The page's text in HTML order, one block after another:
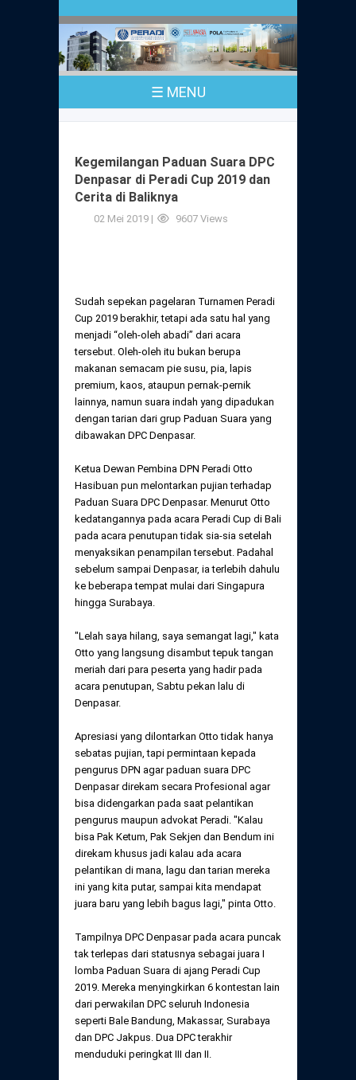
☰ MENU
Sejarah
Pusat Bantuan Hukum
Peraturan
Anggaran Dasar
Anggaran Rumah Tangga
Peraturan Perpindahan Domisili Anggota
Perubahan Peraturan Perpindahan Domisili
Anggota
PKPA
UPA
Magang
Sumpah
Dewan Kehormatan
Dewan Kehormatan Pusat
Peraturan Pelaksanaan
Daftar Perkara Dewan Kehormatan Pusat
Daftar Perkara Dewan Kehormatan Daerah
Komisi Pengawas Daerah
Peraturan Pelaksanaan
Kegemilangan Paduan Suara DPC
Denpasar di Peradi Cup 2019 dan
Cerita di Baliknya
02 Mei 2019 | 9607 Views
Sudah sepekan pagelaran Turnamen Peradi
Cup 2019 berakhir, tetapi ada satu hal yang
menjadi “oleh-oleh abadi” dari acara
tersebut. Oleh-oleh itu bukan berupa
makanan semacam pie susu, pia, lapis
premium, kaos, ataupun pernak-pernik
lainnya, namun suara indah yang dipadukan
dengan tarian dari grup Paduan Suara yang
dibawakan DPC Denpasar.
Ketua Dewan Pembina DPN Peradi Otto
Hasibuan pun melontarkan pujian terhadap
Paduan Suara DPC Denpasar. Menurut Otto
kedatangannya pada acara Peradi Cup di Bali
pada acara penutupan tidak sia-sia setelah
menyaksikan penampilan tersebut. Padahal
sebelum sampai Denpasar, ia terlebih dahulu
ke beberapa tempat mulai dari Singapura
hingga Surabaya.
"Lelah saya hilang, saya semangat lagi," kata
Otto yang langsung disambut tepuk tangan
meriah dari para peserta yang hadir pada
acara penutupan, Sabtu pekan lalu di
Denpasar.
Apresiasi yang dilontarkan Otto tidak hanya
sebatas pujian, tapi permintaan kepada
pengurus DPN agar paduan suara DPC
Denpasar direkam secara Profesional agar
bisa didengarkan pada saat pelantikan
pengurus maupun advokat Peradi. "Kalau
bisa Pak Ketum, Pak Sekjen dan Bendum ini
direkam khusus jadi kalau ada acara
pelantikan di mana, lagu dan tarian mereka
ini yang kita putar, sampai kita mendapat
juara baru yang lebih bagus lagi," pinta Otto.
Tampilnya DPC Denpasar pada acara puncak
tak terlepas dari statusnya sebagai juara I
lomba Paduan Suara di ajang Peradi Cup
2019. Mereka menyingkirkan 6 kontestan lain
dari perwakilan DPC seluruh Indonesia
seperti Bale Bandung, Makassar, Surabaya
dan DPC Jakpus. Dua DPC terakhir
menduduki peringkat III dan II.